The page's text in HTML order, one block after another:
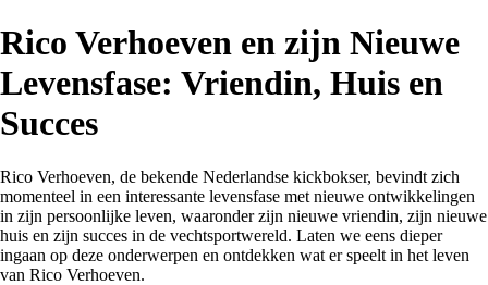
Rico Verhoeven en zijn Nieuwe
Levensfase: Vriendin, Huis en
Succes
Rico Verhoeven, de bekende Nederlandse kickbokser, bevindt zich
momenteel in een interessante levensfase met nieuwe ontwikkelingen
in zijn persoonlijke leven, waaronder zijn nieuwe vriendin, zijn nieuwe
huis en zijn succes in de vechtsportwereld. Laten we eens dieper
ingaan op deze onderwerpen en ontdekken wat er speelt in het leven
van Rico Verhoeven.